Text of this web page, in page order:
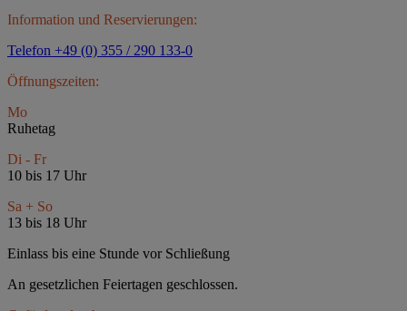
Information und Reservierungen:
Telefon +49 (0) 355 / 290 133-0
Öffnungszeiten:
Mo
Ruhetag
Di - Fr
10 bis 17 Uhr
Sa + So
13 bis 18 Uhr
Einlass bis eine Stunde vor Schließung
An gesetzlichen Feiertagen geschlossen.